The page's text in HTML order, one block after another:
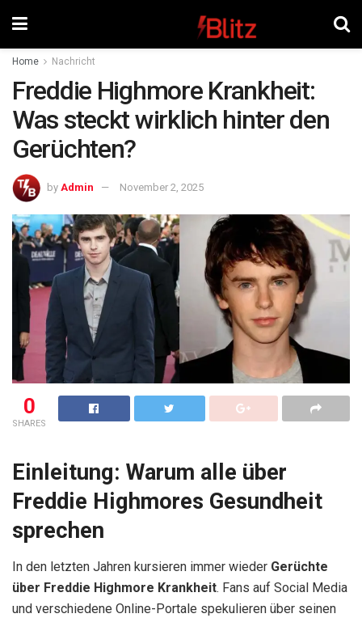
Home Nachricht
Freddie Highmore Krankheit:
Was steckt wirklich hinter den
Gerüchten?
by Admin November 2, 2025
0
SHARES
Einleitung: Warum alle über
Freddie Highmores Gesundheit
sprechen
In den letzten Jahren kursieren immer wieder Gerüchte
über Freddie Highmore Krankheit. Fans auf Social Media
und verschiedene Online-Portale spekulieren über seinen